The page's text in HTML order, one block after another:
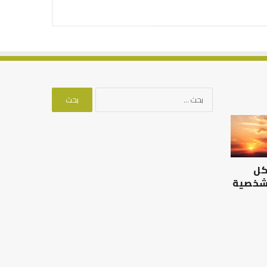
الرصيد
التربوي
والطفولة
المبكرة
..
كيف
شخصية
البحث